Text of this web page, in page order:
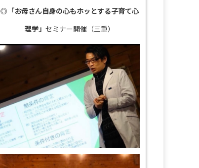
◎ 「お母さん自身の心もホッとする子育て心
理学」 セミナー開催（三重）